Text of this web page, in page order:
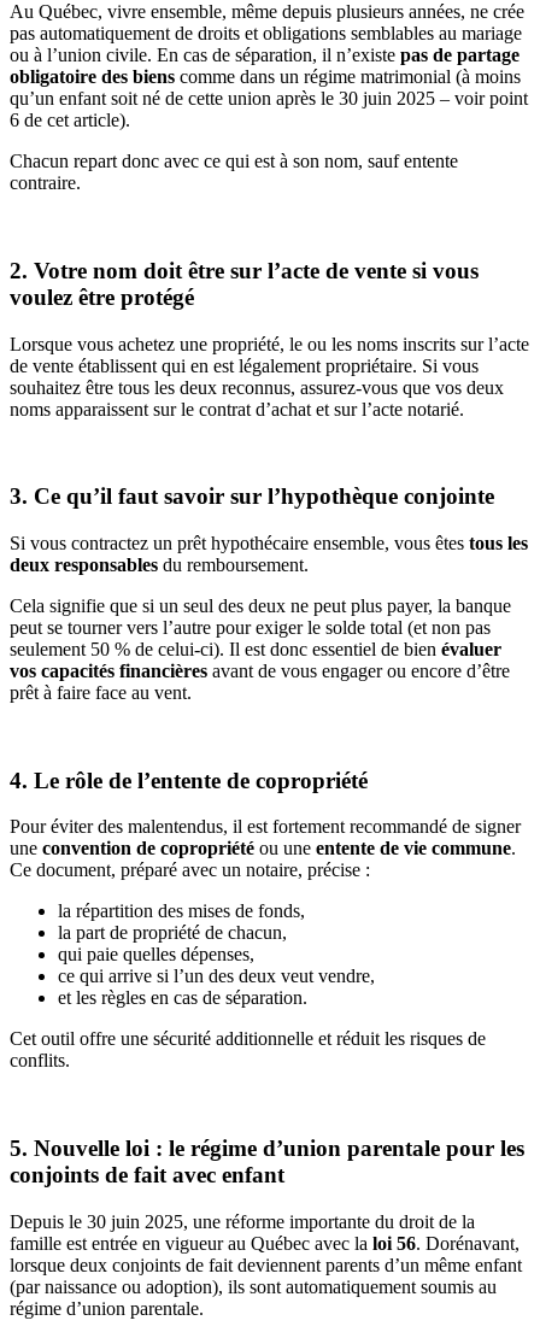
Au Québec, vivre ensemble, même depuis plusieurs années, ne crée
pas automatiquement de droits et obligations semblables au mariage
ou à l’union civile. En cas de séparation, il n’existe pas de partage
obligatoire des biens comme dans un régime matrimonial (à moins
qu’un enfant soit né de cette union après le 30 juin 2025 – voir point
6 de cet article).
Chacun repart donc avec ce qui est à son nom, sauf entente
contraire.
2. Votre nom doit être sur l’acte de vente si vous
voulez être protégé
Lorsque vous achetez une propriété, le ou les noms inscrits sur l’acte
de vente établissent qui en est légalement propriétaire. Si vous
souhaitez être tous les deux reconnus, assurez-vous que vos deux
noms apparaissent sur le contrat d’achat et sur l’acte notarié.
3. Ce qu’il faut savoir sur l’hypothèque conjointe
Si vous contractez un prêt hypothécaire ensemble, vous êtes tous les
deux responsables du remboursement.
Cela signifie que si un seul des deux ne peut plus payer, la banque
peut se tourner vers l’autre pour exiger le solde total (et non pas
seulement 50 % de celui-ci). Il est donc essentiel de bien évaluer
vos capacités financières avant de vous engager ou encore d’être
prêt à faire face au vent.
4. Le rôle de l’entente de copropriété
Pour éviter des malentendus, il est fortement recommandé de signer
une convention de copropriété ou une entente de vie commune.
Ce document, préparé avec un notaire, précise :
la répartition des mises de fonds,
la part de propriété de chacun,
qui paie quelles dépenses,
ce qui arrive si l’un des deux veut vendre,
et les règles en cas de séparation.
Cet outil offre une sécurité additionnelle et réduit les risques de
conflits.
5. Nouvelle loi : le régime d’union parentale pour les
conjoints de fait avec enfant
Depuis le 30 juin 2025, une réforme importante du droit de la
famille est entrée en vigueur au Québec avec la loi 56. Dorénavant,
lorsque deux conjoints de fait deviennent parents d’un même enfant
(par naissance ou adoption), ils sont automatiquement soumis au
régime d’union parentale.